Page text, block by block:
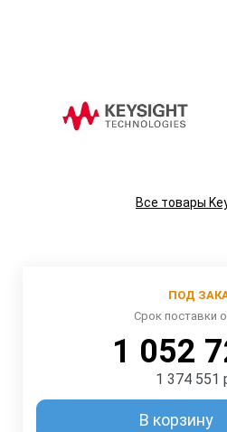
Все товары
ПОД
Срок поставки
1 052
1 374 551
В корзину